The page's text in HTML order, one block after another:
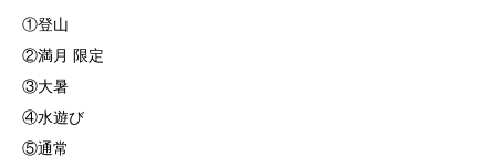
①登山
②満月 限定
③大暑
④水遊び
⑤通常